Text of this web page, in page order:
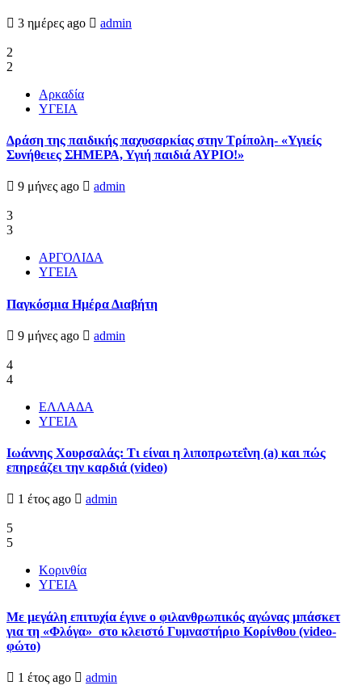
3 ημέρες ago admin
2
2
Αρκαδία
ΥΓΕΙΑ
Δράση της παιδικής παχυσαρκίας στην Τρίπολη- «Υγιείς
Συνήθειες ΣΗΜΕΡΑ, Υγιή παιδιά ΑΥΡΙΟ!»
9 μήνες ago admin
3
3
ΑΡΓΟΛΙΔΑ
ΥΓΕΙΑ
Παγκόσμια Ημέρα Διαβήτη
9 μήνες ago admin
4
4
ΕΛΛΑΔΑ
ΥΓΕΙΑ
Ιωάννης Χουρσαλάς: Τι είναι η λιποπρωτεΐνη (a) και πώς
επηρεάζει την καρδιά (video)
1 έτος ago admin
5
5
Κορινθία
ΥΓΕΙΑ
Με μεγάλη επιτυχία έγινε ο φιλανθρωπικός αγώνας μπάσκετ
για τη «Φλόγα» στο κλειστό Γυμναστήριο Κορίνθου (video-
φώτο)
1 έτος ago admin